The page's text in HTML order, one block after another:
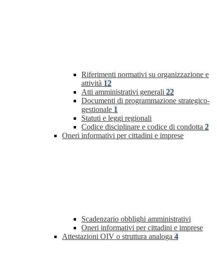
Riferimenti normativi su organizzazione e
attività 12
Atti amministrativi generali 22
Documenti di programmazione strategico-
gestionale 1
Statuti e leggi regionali
Codice disciplinare e codice di condotta 2
Oneri informativi per cittadini e imprese
Scadenzario obblighi amministrativi
Oneri informativi per cittadini e imprese
Attestazioni OIV o struttura analoga 4